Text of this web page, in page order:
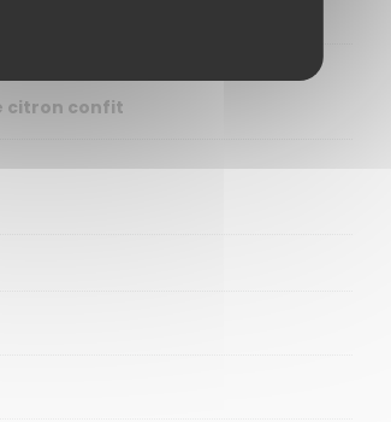
citron confit